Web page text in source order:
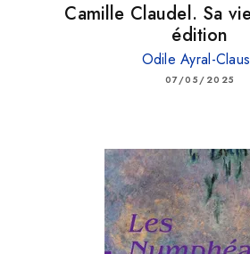
Camille Claudel. Sa
édition
Odile Ayral-
07/05/2025